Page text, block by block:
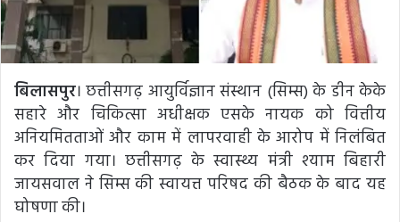
बिलासपुर। छत्तीसगढ़ आयुर्विज्ञान संस्थान (सिम्स) के डीन केके
सहारे और चिकित्सा अधीक्षक एसके नायक को वित्तीय
अनियमितताओं और काम में लापरवाही के आरोप में निलंबित
कर दिया गया। छत्तीसगढ़ के स्वास्थ्य मंत्री श्याम बिहारी
जायसवाल ने सिम्स की स्वायत्त परिषद की बैठक के बाद यह
घोषणा की।